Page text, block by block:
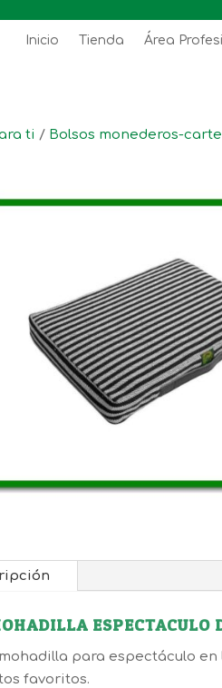
Inicio Tienda Área
ti / Bolsos monederos-
ESPECTACULO
para espectáculo
favoritos.